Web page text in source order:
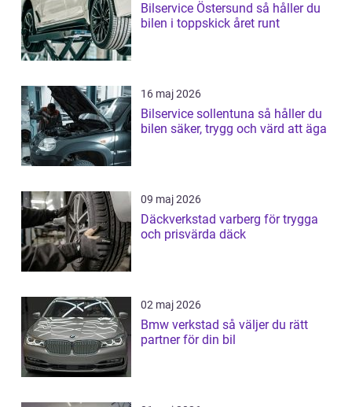
Bilservice Östersund så håller du
bilen i toppskick året runt
16 maj 2026
Bilservice sollentuna så håller du
bilen säker, trygg och värd att äga
09 maj 2026
Däckverkstad varberg för trygga
och prisvärda däck
02 maj 2026
Bmw verkstad så väljer du rätt
partner för din bil